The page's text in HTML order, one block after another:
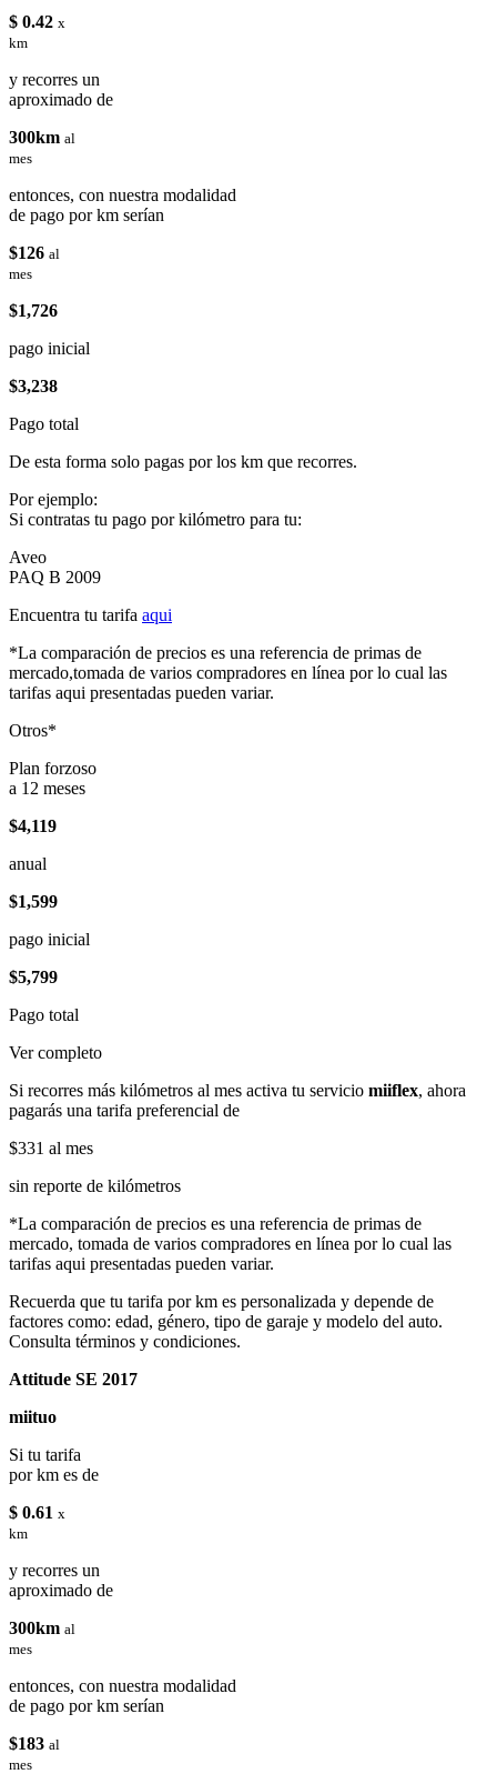
$ 0.42 x
km
y recorres un
aproximado de
300km al
mes
entonces, con nuestra modalidad
de pago por km serían
$126 al
mes
$1,726
pago inicial
$3,238
Pago total
De esta forma solo pagas por los km que recorres.
Por ejemplo:
Si contratas tu pago por kilómetro para tu:
Aveo
PAQ B 2009
Encuentra tu tarifa aqui
*La comparación de precios es una referencia de primas de
mercado,tomada de varios compradores en línea por lo cual las
tarifas aqui presentadas pueden variar.
Otros*
Plan forzoso
a 12 meses
$4,119
anual
$1,599
pago inicial
$5,799
Pago total
Ver completo
Si recorres más kilómetros al mes activa tu servicio miiflex, ahora
pagarás una tarifa preferencial de
$331 al mes
sin reporte de kilómetros
*La comparación de precios es una referencia de primas de
mercado, tomada de varios compradores en línea por lo cual las
tarifas aqui presentadas pueden variar.
Recuerda que tu tarifa por km es personalizada y depende de
factores como: edad, género, tipo de garaje y modelo del auto.
Consulta términos y condiciones.
Attitude SE 2017
miituo
Si tu tarifa
por km es de
$ 0.61 x
km
y recorres un
aproximado de
300km al
mes
entonces, con nuestra modalidad
de pago por km serían
$183 al
mes